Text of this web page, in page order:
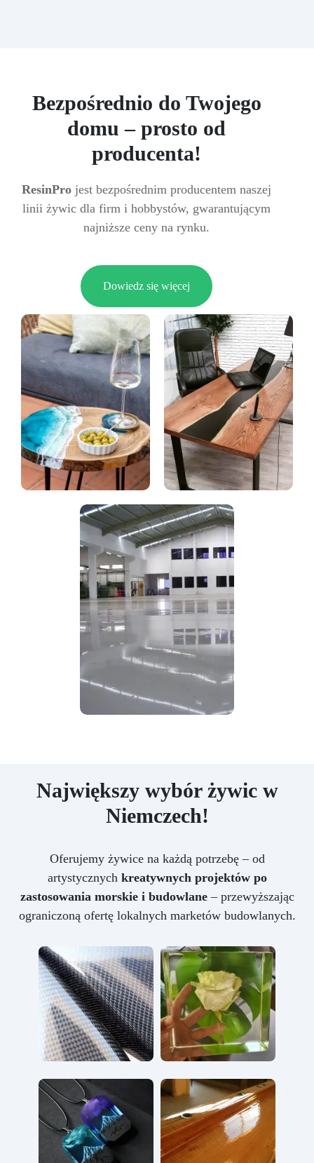
Bezpośrednio do Twojego
domu – prosto od
producenta!
ResinPro jest bezpośrednim producentem naszej
linii żywic dla firm i hobbystów, gwarantującym
najniższe ceny na rynku.
Dowiedz się więcej
Największy wybór żywic w
Niemczech!
Oferujemy żywice na każdą potrzebę – od
artystycznych kreatywnych projektów po
zastosowania morskie i budowlane– przewyższając
ograniczoną ofertę lokalnych marketów budowlanych.